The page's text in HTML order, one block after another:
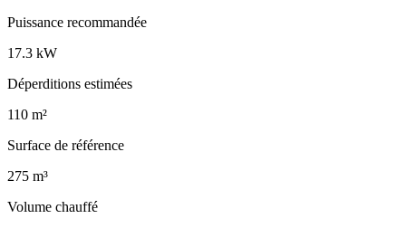
Puissance recommandée
17.3 kW
Déperditions estimées
110 m²
Surface de référence
275 m³
Volume chauffé